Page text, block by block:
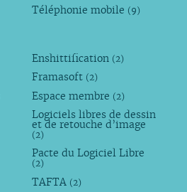
Téléphonie mobile (9)
Enshittification (2)
Framasoft (2)
Espace membre (2)
Logiciels libres de dessin
et de retouche d’image
(2)
Pacte du Logiciel Libre
(2)
TAFTA (2)